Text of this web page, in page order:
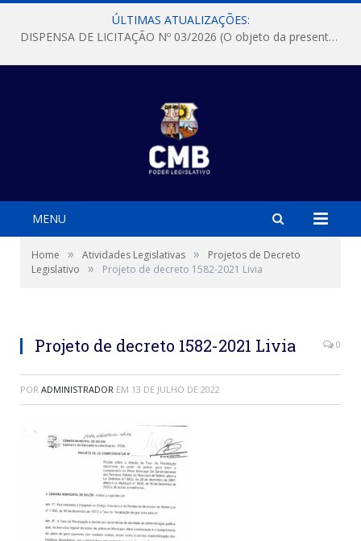
ÚLTIMAS ATUALIZAÇÕES:
DISPENSA DE LICITAÇÃO Nº 03/2026 (O objeto da presente dispensa é a escolha da proposta mais vantajosa para a aquisição, de aparelhos de ar condicionado, tipo Split, com material de instalação e fogão industrial, conforme condições, quantidades e exigências estabelecidas no termo de referencia e neste aviso de contratação direta e seus anexos)
MENU
Home » Atividades Legislativas »
Projetos de Decreto
Legislativo
» Projeto de decreto 1582-2021 Livia
Projeto de decreto 1582-2021 Livia 0
POR ADMINISTRADOR EM 13 DE JULHO DE 2022